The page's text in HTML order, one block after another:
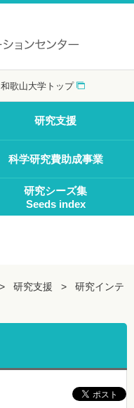
和歌山大学トップ
研究支援
科学研究費助成事業
研究シーズ集
Seeds index
研究支援
研究インテ